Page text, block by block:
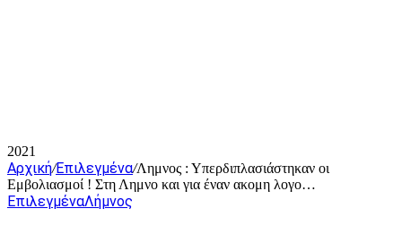
2021
Αρχική/Επιλεγμένα/Λημνος : Υπερδιπλασιάστηκαν οι
Εμβολιασμοί ! Στη Λημνο και για έναν ακομη λογο…
ΕπιλεγμέναΛήμνος